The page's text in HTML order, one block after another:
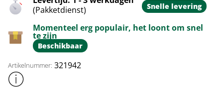
(Pakketdienst)
Snelle levering
Momenteel erg populair, het loont om snel
te zijn
Beschikbaar
Artikelnummer: 321942
Toon meer productinformatie